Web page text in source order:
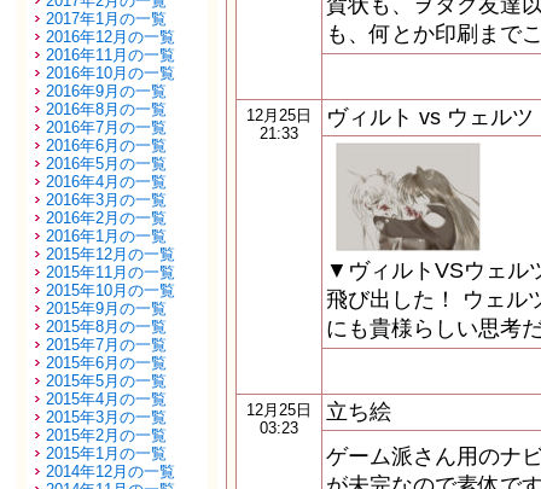
2017年1月の一覧
2016年12月の一覧
2016年11月の一覧
2016年10月の一覧
2016年9月の一覧
2016年8月の一覧
2016年7月の一覧
2016年6月の一覧
2016年5月の一覧
2016年4月の一覧
2016年3月の一覧
2016年2月の一覧
2016年1月の一覧
2015年12月の一覧
2015年11月の一覧
2015年10月の一覧
2015年9月の一覧
2015年8月の一覧
2015年7月の一覧
2015年6月の一覧
2015年5月の一覧
2015年4月の一覧
2015年3月の一覧
2015年2月の一覧
2015年1月の一覧
2014年12月の一覧
賀状も、ヲタク友達
も、何とか印刷まで
12月25日
21:33
ヴィルト vs ウェルツ
▼ヴィルトVSウェル
飛び出した！ ウェル
にも貴様らしい思考
12月25日
03:23
立ち絵
ゲーム派さん用のナ